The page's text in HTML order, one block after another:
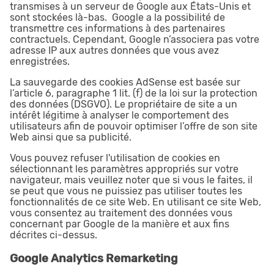
transmises à un serveur de Google aux États-Unis et
sont stockées là-bas. Google a la possibilité de
transmettre ces informations à des partenaires
contractuels. Cependant, Google n’associera pas votre
adresse IP aux autres données que vous avez
enregistrées.
La sauvegarde des cookies AdSense est basée sur
l’article 6, paragraphe 1 lit. (f) de la loi sur la protection
des données (DSGVO). Le propriétaire de site a un
intérêt légitime à analyser le comportement des
utilisateurs afin de pouvoir optimiser l’offre de son site
Web ainsi que sa publicité.
Vous pouvez refuser l'utilisation de cookies en
sélectionnant les paramètres appropriés sur votre
navigateur, mais veuillez noter que si vous le faites, il
se peut que vous ne puissiez pas utiliser toutes les
fonctionnalités de ce site Web. En utilisant ce site Web,
vous consentez au traitement des données vous
concernant par Google de la manière et aux fins
décrites ci-dessus.
Google Analytics Remarketing